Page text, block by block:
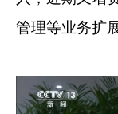
管理等业务扩展